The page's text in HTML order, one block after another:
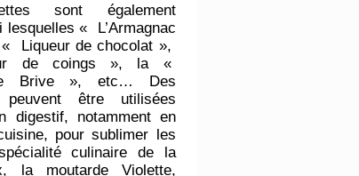
sont également
lesquelles « L’Armagnac
« Liqueur de chocolat »,
de coings », la «
Brive », etc… Des
être utilisées
digestif, notamment en
pour sublimer les
culinaire de la
la moutarde Violette,